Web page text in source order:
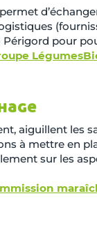
pour
aiguillent les
à mettre en
sur les